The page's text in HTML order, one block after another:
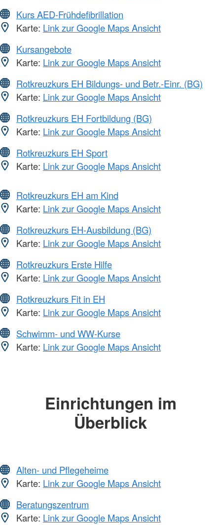
Kurs AED-Frühdefibrillation
Karte: Link zur Google Maps Ansicht
Kursangebote
Karte: Link zur Google Maps Ansicht
Rotkreuzkurs EH Bildungs- und Betr.-Einr. (BG)
Karte: Link zur Google Maps Ansicht
Rotkreuzkurs EH Fortbildung (BG)
Karte: Link zur Google Maps Ansicht
Rotkreuzkurs EH Sport
Karte: Link zur Google Maps Ansicht
Rotkreuzkurs EH am Kind
Karte: Link zur Google Maps Ansicht
Rotkreuzkurs EH-Ausbildung (BG)
Karte: Link zur Google Maps Ansicht
Rotkreuzkurs Erste Hilfe
Karte: Link zur Google Maps Ansicht
Rotkreuzkurs Fit in EH
Karte: Link zur Google Maps Ansicht
Schwimm- und WW-Kurse
Karte: Link zur Google Maps Ansicht
Einrichtungen im
Überblick
Alten- und Pflegeheime
Karte: Link zur Google Maps Ansicht
Beratungszentrum
Karte: Link zur Google Maps Ansicht